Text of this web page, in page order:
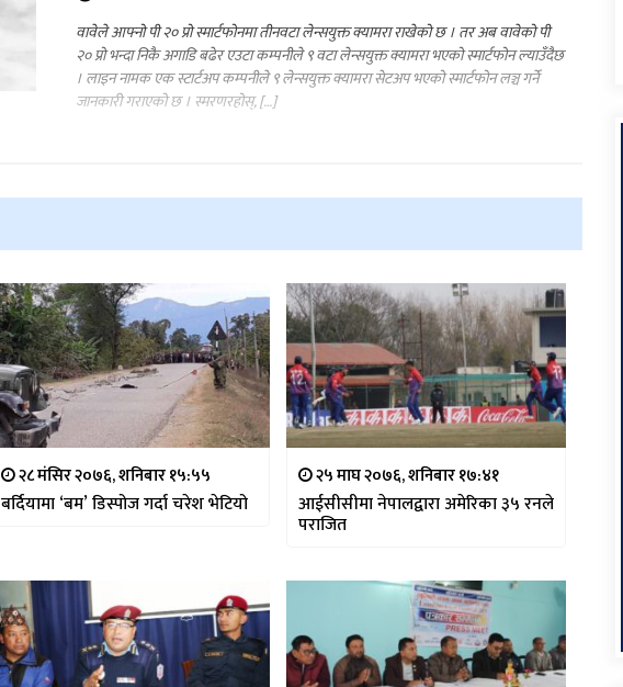
वावेले आफ्नो पी २० प्रो स्मार्टफोनमा तीनवटा लेन्सयुक्त क्यामरा राखेको छ । तर अब वावेको पी
२० प्रो भन्दा निकै अगाडि बढेर एउटा कम्पनीले ९ वटा लेन्सयुक्त क्यामरा भएको स्मार्टफोन ल्याउँदैछ
। लाइन नामक एक स्टार्टअप कम्पनीले ९ लेन्सयुक्त क्यामरा सेटअप भएको स्मार्टफोन लञ्च गर्ने
जानकारी गराएको छ । स्मरणरहोस्, […]
२८ मंसिर २०७६, शनिबार १५:५५
बर्दियामा ‘बम’ डिस्पोज गर्दा चरेश भेटियो
२५ माघ २०७६, शनिबार १७:४१
आईसीसीमा नेपालद्वारा अमेरिका ३५ रनले
पराजित